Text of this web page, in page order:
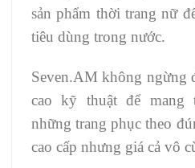
sản phẩm thời trang nữ
tiêu dùng trong nước.
Seven.AM không ngừng
cao kỹ thuật để mang
những trang phục theo
cao cấp nhưng giá cả vô